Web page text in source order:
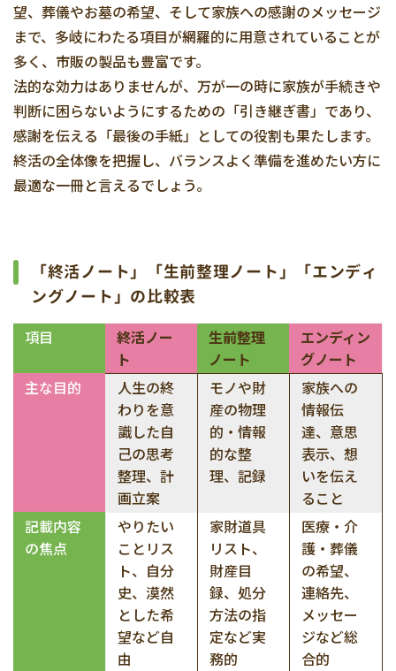
望、葬儀やお墓の希望、そして家族への感謝のメッセージ
まで、多岐にわたる項目が網羅的に用意されていることが
多く、市販の製品も豊富です。
法的な効力はありませんが、万が一の時に家族が手続きや
判断に困らないようにするための「引き継ぎ書」であり、
感謝を伝える「最後の手紙」としての役割も果たします。
終活の全体像を把握し、バランスよく準備を進めたい方に
最適な一冊と言えるでしょう。
「終活ノート」「生前整理ノート」「エンディ
ングノート」の比較表
項目
終活ノー
ト
生前整理
ノート
エンディン
グノート
主な目的
人生の終
わりを意
識した自
己の思考
整理、計
画立案
モノや財
産の物理
的・情報
的な整
理、記録
家族への
情報伝
達、意思
表示、想
いを伝え
ること
記載内容
の焦点
やりたい
ことリス
ト、自分
史、漠然
とした希
望など自
由
家財道具
リスト、
財産目
録、処分
方法の指
定など実
務的
医療・介
護・葬儀
の希望、
連絡先、
メッセー
ジなど総
合的